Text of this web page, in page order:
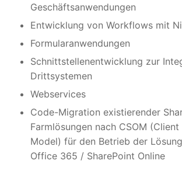
Geschäftsanwendungen
Entwicklung von Workflows mit
Formularanwendungen
Schnittstellenentwicklung zur
Drittsystemen
Webservices
Code-Migration existierender
Farmlösungen nach CSOM
Model) für den Betrieb der
Office 365 / SharePoint Online